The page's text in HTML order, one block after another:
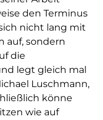
den Terminus
nicht lang mit
auf, sondern
die
legt gleich mal
Luschmann,
könne
wie auf